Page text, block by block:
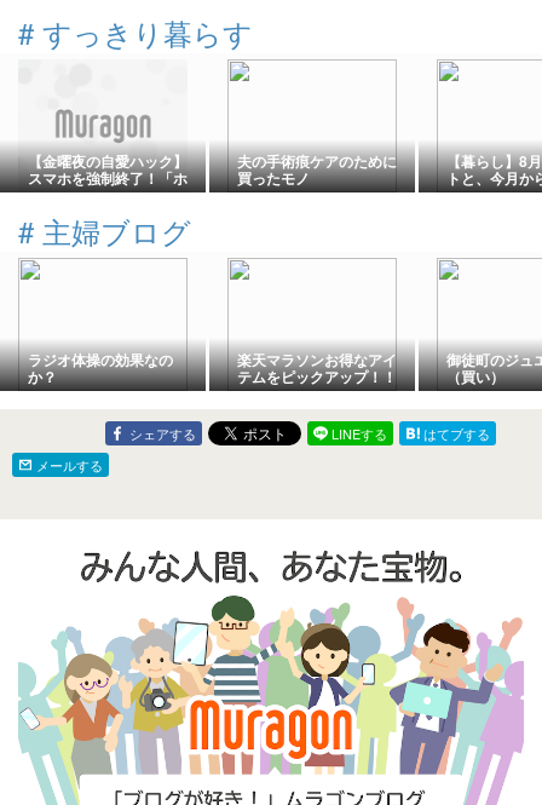
# すっきり暮らす
【金曜夜の自愛ハック】
スマホを強制終了！「ホ
ットアイマスク」で1週間
夫の手術痕ケアのために
買ったモノ
【暮らし】8
トと、今月か
こと
# 主婦ブログ
ラジオ体操の効果なの
か？
楽天マラソンお得なアイ
テムをピックアップ！！
御徒町のジュ
（買い）
シェアする LINEする
はてブする
メールする